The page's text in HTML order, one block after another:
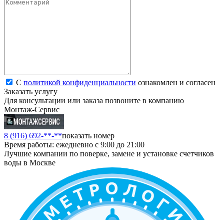
С политикой конфиденциальности ознакомлен и согласен
Заказать услугу
Для консультации или заказа позвоните в компанию
Монтаж-Сервис
8 (916) 692-**-**показать номер
Время работы: ежедневно с 9:00 до 21:00
Лучшие компании по поверке, замене и установке счетчиков
воды в Москве